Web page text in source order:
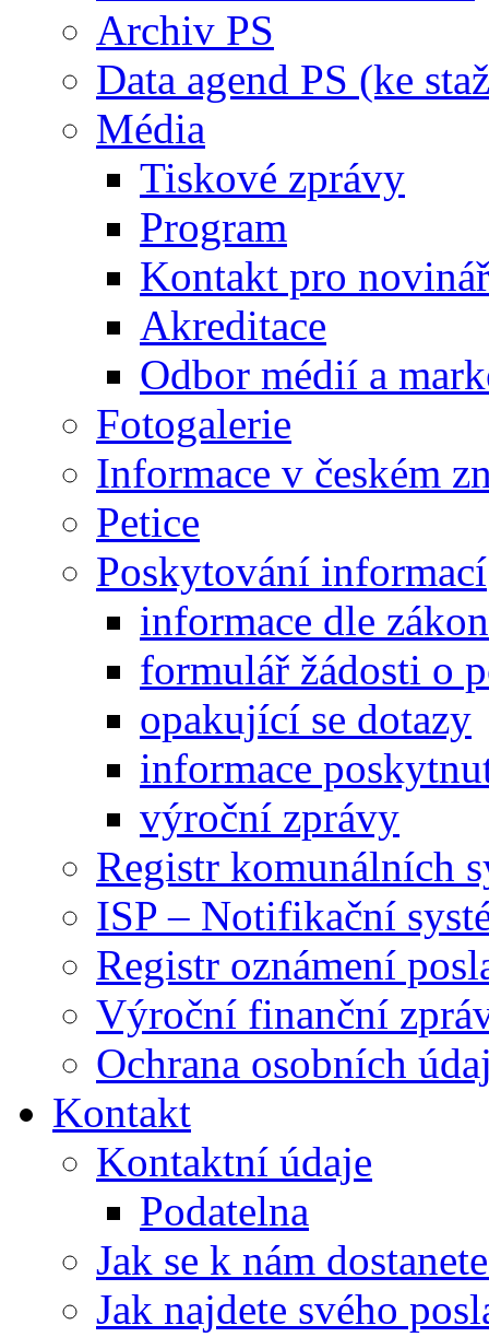
Archiv PS
Data agend PS (ke
Média
Tiskové zprávy
Program
Kontakt pro
Akreditace
Odbor médií a
Fotogalerie
Informace v českém
Petice
Poskytování informací
informace dle
formulář žádosti o
opakující se dotazy
informace
výroční zprávy
Registr komunálních
ISP – Notifikační
Registr oznámení
Výroční finanční
Ochrana osobních
Kontakt
Kontaktní údaje
Podatelna
Jak se k nám
Jak najdete svého